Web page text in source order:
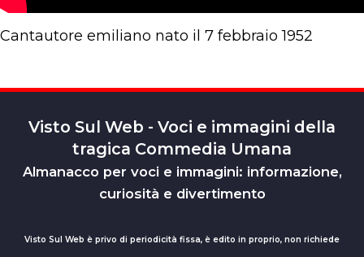
Cantautore emiliano nato il 7 febbraio 1952
Visto Sul Web - Voci e immagini della
tragica Commedia Umana
Almanacco per voci e immagini: informazione,
curiosità e divertimento
Visto Sul Web è privo di periodicità fissa, è edito in proprio, non richiede